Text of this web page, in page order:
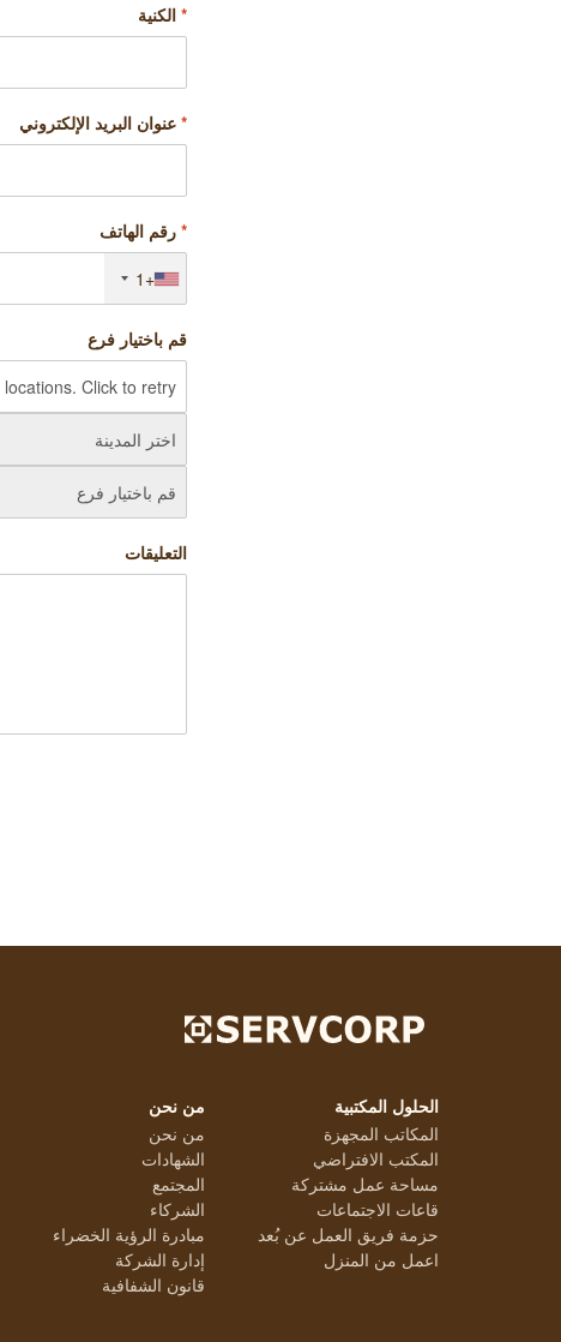
* الكنية
* عنوان البريد الإلكتروني
* رقم الهاتف
+1
قم باختيار فرع
التعليقات
الحلول المكتبية
المكاتب المجهزة
المكتب الافتراضي
مساحة عمل مشتركة
قاعات الاجتماعات
حزمة فريق العمل عن بُعد
اعمل من المنزل
من نحن
من نحن
الشهادات
المجتمع
الشركاء
مبادرة الرؤية الخضراء
إدارة الشركة
قانون الشفافية